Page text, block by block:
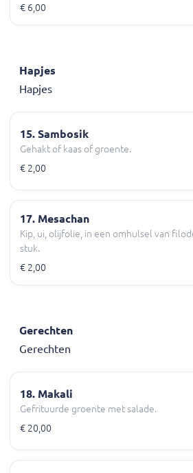
€ 6,00
Hapjes
Hapjes
15. Sambosik
Gehakt of kaas of groente.
€ 2,00
17. Mesachan
Kip, ui, olijfolie, in een omhulsel van
stuk.
€ 2,00
Gerechten
Gerechten
18. Makali
Gefrituurde groente met salade.
€ 20,00